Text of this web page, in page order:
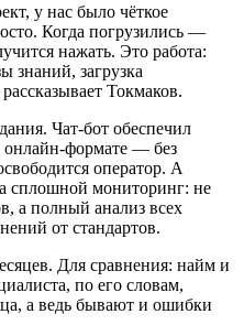
у нас было чёткое
Когда погрузились —
нажать. Это работа:
знаний, загрузка
Токмаков.
Чат-бот обеспечил
онлайн-формате — без
оператор. А
сплошной мониторинг: не
а полный анализ всех
от стандартов.
Для сравнения: найм и
по его словам,
а ведь бывают и ошибки